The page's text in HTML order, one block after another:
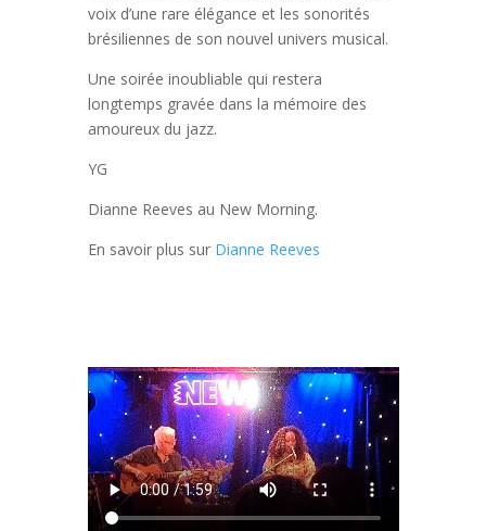
voix d’une rare élégance et les sonorités
brésiliennes de son nouvel univers musical.
Une soirée inoubliable qui restera
longtemps gravée dans la mémoire des
amoureux du jazz.
YG
Dianne Reeves au New Morning.
En savoir plus sur Dianne Reeves